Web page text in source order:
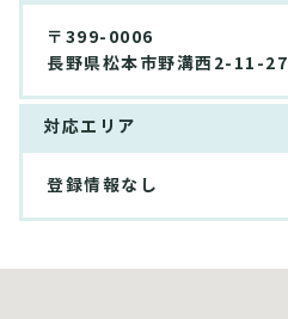
〒399-0006
長野県松本市野溝西2-11-27
対応エリア
登録情報なし